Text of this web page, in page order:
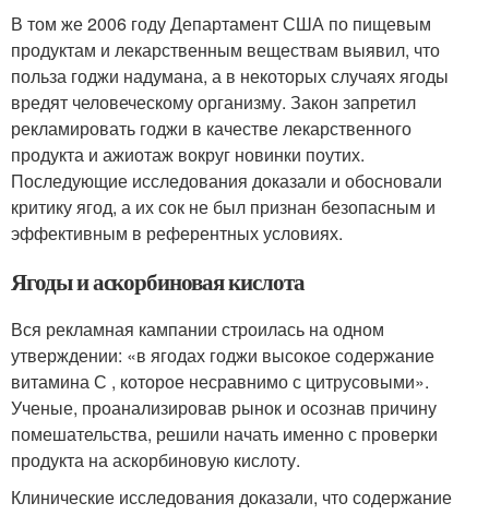
В том же 2006 году Департамент США по пищевым
продуктам и лекарственным веществам выявил, что
польза годжи надумана, а в некоторых случаях ягоды
вредят человеческому организму. Закон запретил
рекламировать годжи в качестве лекарственного
продукта и ажиотаж вокруг новинки поутих.
Последующие исследования доказали и обосновали
критику ягод, а их сок не был признан безопасным и
эффективным в референтных условиях.
Ягоды и аскорбиновая кислота
Вся рекламная кампании строилась на одном
утверждении: «в ягодах годжи высокое содержание
витамина С , которое несравнимо с цитрусовыми».
Ученые, проанализировав рынок и осознав причину
помешательства, решили начать именно с проверки
продукта на аскорбиновую кислоту.
Клинические исследования доказали, что содержание